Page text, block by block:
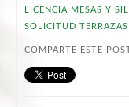
LICENCIA MESAS Y
SOLICITUD TERRAZAS
COMPARTE ESTE